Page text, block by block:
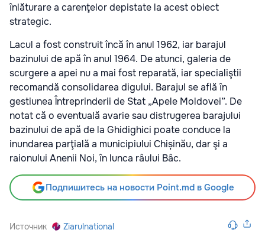
înlăturare a carenţelor depistate la acest obiect
strategic.
Lacul a fost construit încă în anul 1962, iar barajul
bazinului de apă în anul 1964. De atunci, galeria de
scurgere a apei nu a mai fost reparată, iar specialiştii
recomandă consolidarea digului. Barajul se află în
gestiunea Întreprinderii de Stat „Apele Moldovei”. De
notat că o eventuală avarie sau distrugerea barajului
bazinului de apă de la Ghidighici poate conduce la
inundarea parţială a municipiului Chișinău, dar şi a
raionului Anenii Noi, în lunca râului Bâc.
Подпишитесь на новости Point.md в Google
Источник Ziarulnational